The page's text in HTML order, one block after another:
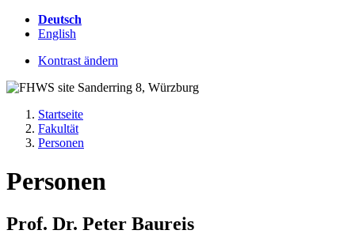
Deutsch
English
Kontrast ändern
Startseite
Fakultät
Personen
Personen
Prof. Dr. Peter Baureis